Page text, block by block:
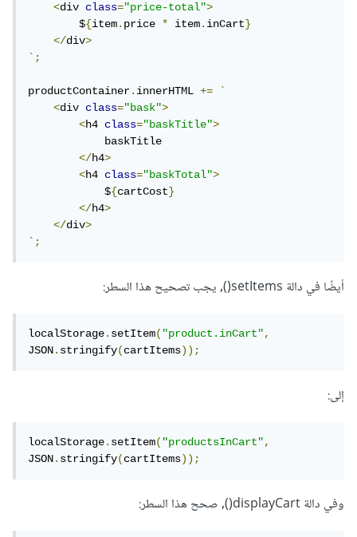
<div class="price-total">
        $
{item.price * item.inCart}
</div>
`;
productContainer.innerHTML +=
`
<div class="bask">
<h4 class="baskTitle">
            baskTitle
</h4>
<h4 class="baskTotal">
            $
{cartCost}
</h4>
</div>
`;
أيضًا في دالة setItems(), يجب تصحيح هذا السطر:
localStorage.setItem("product.inCart",
JSON.stringify(cartItems));
إلى:
localStorage.setItem("productsInCart",
JSON.stringify(cartItems));
وفي دالة displayCart(), صحح هذا السطر: